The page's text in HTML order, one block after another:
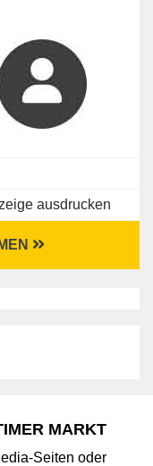
ausdrucken
MARKT
Seiten oder